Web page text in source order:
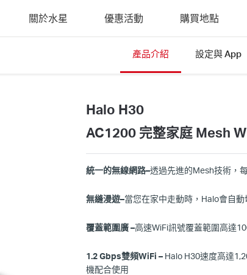
關於水星 優惠活動 購買地點
產品介紹 設定與 App
Halo H30
AC1200 完整家庭 Mesh
統一的無線網路–透過先進的Mesh技術，
無縫漫遊–當您在家中走動時，Halo會自
覆蓋範圍廣 –高速WiFi訊號覆蓋範圍高達
1.2Gbps雙頻WiFi – Halo H30速度高達1,2
機配合使用